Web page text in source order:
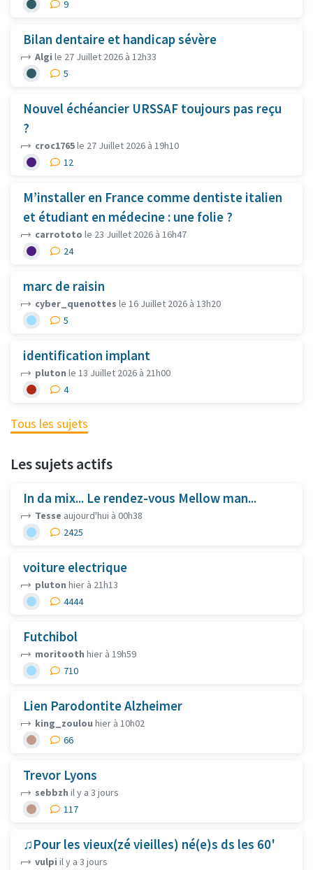
9
Bilan dentaire et handicap sévère
Algi le 27 Juillet 2026 à 12h33
5
Nouvel échéancier URSSAF toujours pas reçu
?
croc1765le 27 Juillet 2026 à 19h10
12
M’installer en France comme dentiste italien
et étudiant en médecine : une folie ?
carrototo le 23 Juillet 2026 à 16h47
24
marc de raisin
cyber_quenottes le 16 Juillet 2026 à 13h20
5
identification implant
pluton le 13 Juillet 2026 à 21h00
4
Tous les sujets
Les sujets actifs
In da mix... Le rendez-vous Mellow man...
Tesse aujourd'hui à 00h38
2425
voiture electrique
pluton hier à 21h13
4444
Futchibol
moritooth hier à 19h59
710
Lien Parodontite Alzheimer
king_zoulou hier à 10h02
66
Trevor Lyons
sebbzh il y a 3 jours
117
♫Pour les vieux(zé vieilles) né(e)s ds les 60'
vulpi il y a 3 jours